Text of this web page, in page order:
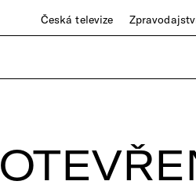
Česká televize